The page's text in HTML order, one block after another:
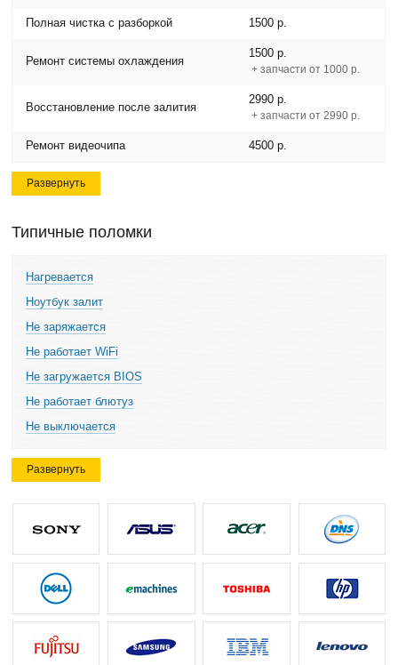
Полная чистка с разборкой 1500 р.
Ремонт системы охлаждения
1500 р.
+ запчасти от 1000 р.
Восстановление после залития
2990 р.
+ запчасти от 2990 р.
Ремонт видеочипа 4500 р.
Развернуть
Типичные поломки
Нагревается
Ноутбук залит
Не заряжается
Не работает WiFi
Не загружается BIOS
Не работает блютуз
Не выключается
Развернуть